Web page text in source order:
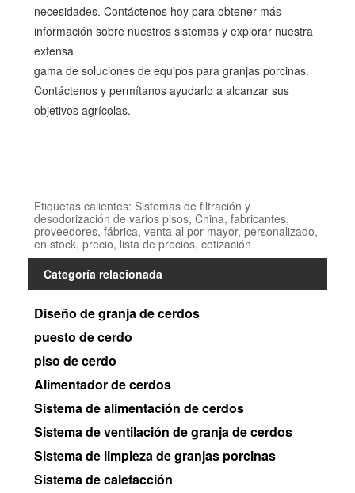
necesidades. Contáctenos hoy para obtener más
información sobre nuestros sistemas y explorar nuestra
extensa
gama de soluciones de equipos para granjas porcinas.
Contáctenos y permítanos ayudarlo a alcanzar sus
objetivos agrícolas.
Etiquetas calientes: Sistemas de filtración y
desodorización de varios pisos, China, fabricantes,
proveedores, fábrica, venta al por mayor, personalizado,
en stock, precio, lista de precios, cotización
Categoría relacionada
Diseño de granja de cerdos
puesto de cerdo
piso de cerdo
Alimentador de cerdos
Sistema de alimentación de cerdos
Sistema de ventilación de granja de cerdos
Sistema de limpieza de granjas porcinas
Sistema de calefacción